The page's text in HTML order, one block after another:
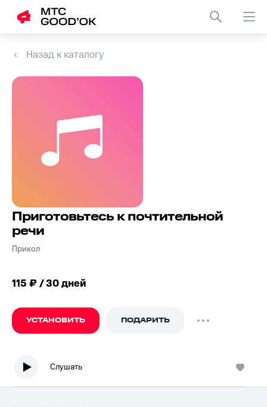
Назад к каталогу
Приготовьтесь к почтительной
речи
Прикол
115 ₽ / 30 дней
УСТАНОВИТЬ ПОДАРИТЬ
Слушать